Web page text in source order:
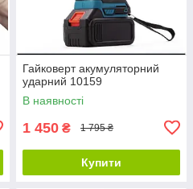
Гайковерт акумуляторний
ударний 10159
В наявності
1 450 ₴ 1 795 ₴
Купити